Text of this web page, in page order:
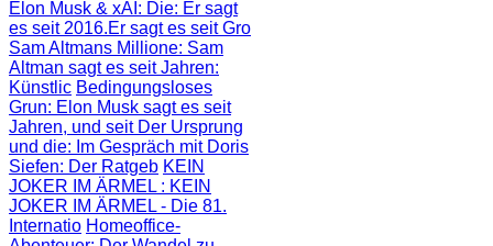
Elon Musk & xAI: Die: Er sagt
es seit 2016.Er sagt es seit Gro
Sam Altmans Millione: Sam
Altman sagt es seit Jahren:
Künstlic Bedingungsloses
Grun: Elon Musk sagt es seit
Jahren, und seit Der Ursprung
und die: Im Gespräch mit Doris
Siefen: Der Ratgeb KEIN
JOKER IM ÄRMEL : KEIN
JOKER IM ÄRMEL - Die 81.
Internatio Homeoffice-